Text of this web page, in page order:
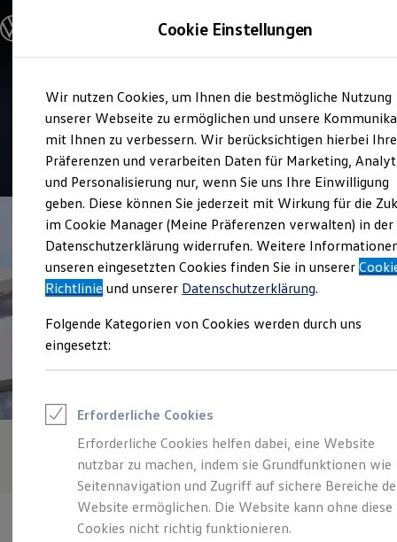
Hauptinhalt
springen
Footer
springen
Modelle und Konfigurator
Modelle vergleichen
Elektroautos
ENERGY Sondermodelle
Nutzfahrzeuge
SUV und CUV
Familienautos
Kombis
Kompaktwagen
Sportwagen
Schnell verfügbare Fahrzeuge
Angebote und Produkte
Aktuelle Angebote
E-Auto-Förderung
Volkswagen Marktplatz
Junge Gebrauchtwagen und Gebrauchtwagen
Volkswagen Zertifizierte Gebrauchtwagen
Zubehör- und Serviceangebote
Leasing
Leasing-Angebote
Gebrauchtwagen Leasing
Junge Gebrauchtwagen-Leasing
Elektroauto Leasing
Kleinwagen-Leasing
Leasing ohne Anzahlung
Finanzierung
Service
Autohaus Scherer Kastellaun
4.5| 64 Bewertungen
Cookie Einstellungen
Wir nutzen Cookies, um Ihnen die bestmögliche Nutzung
unserer Webseite zu ermöglichen und unsere
mit Ihnen zu verbessern. Wir berücksichtigen hierbei Ihre
Präferenzen und verarbeiten Daten für Marketing,
und Personalisierung nur, wenn Sie uns Ihre Einwilligung
geben. Diese können Sie jederzeit mit Wirkung für die
im Cookie Manager (Meine Präferenzen verwalten) in der
Datenschutzerklärung widerrufen. Weitere
unseren eingesetzten Cookies finden Sie in unserer
Richtlinie und unserer Datenschutzerklärung.
Folgende Kategorien von Cookies werden durch uns
eingesetzt:
Erforderliche Cookies
Erforderliche Cookies helfen dabei, eine Website
nutzbar zu machen, indem sie Grundfunktionen wie
Seitennavigation und Zugriff auf sichere Bereiche
Website ermöglichen. Die Website kann ohne diese
Cookies nicht richtig funktionieren.